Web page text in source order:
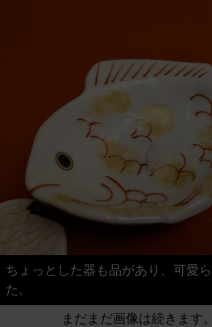
ちょっとした器も品があり、可愛
た。
まだまだ画像は続きます